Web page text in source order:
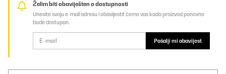
Želim biti obaviješten o dostupnosti
Unesite svoju e-mail adresu i obavijestit ćemo vas kada proizvod ponovno
bude dostupan.
Pošalji mi obavijest